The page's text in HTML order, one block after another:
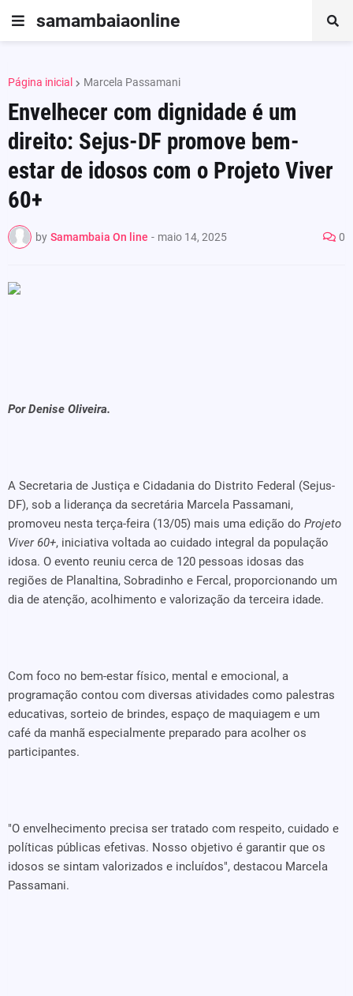
samambaiaonline
Página inicial Marcela Passamani
Envelhecer com dignidade é um
direito: Sejus-DF promove bem-
estar de idosos com o Projeto Viver
60+
by Samambaia On line - maio 14, 2025 0
Por Denise Oliveira.
A Secretaria de Justiça e Cidadania do Distrito Federal (Sejus-
DF), sob a liderança da secretária Marcela Passamani,
promoveu nesta terça-feira (13/05) mais uma edição do Projeto
Viver 60+, iniciativa voltada ao cuidado integral da população
idosa. O evento reuniu cerca de 120 pessoas idosas das
regiões de Planaltina, Sobradinho e Fercal, proporcionando um
dia de atenção, acolhimento e valorização da terceira idade.
Com foco no bem-estar físico, mental e emocional, a
programação contou com diversas atividades como palestras
educativas, sorteio de brindes, espaço de maquiagem e um
café da manhã especialmente preparado para acolher os
participantes.
"O envelhecimento precisa ser tratado com respeito, cuidado e
políticas públicas efetivas. Nosso objetivo é garantir que os
idosos se sintam valorizados e incluídos", destacou Marcela
Passamani.